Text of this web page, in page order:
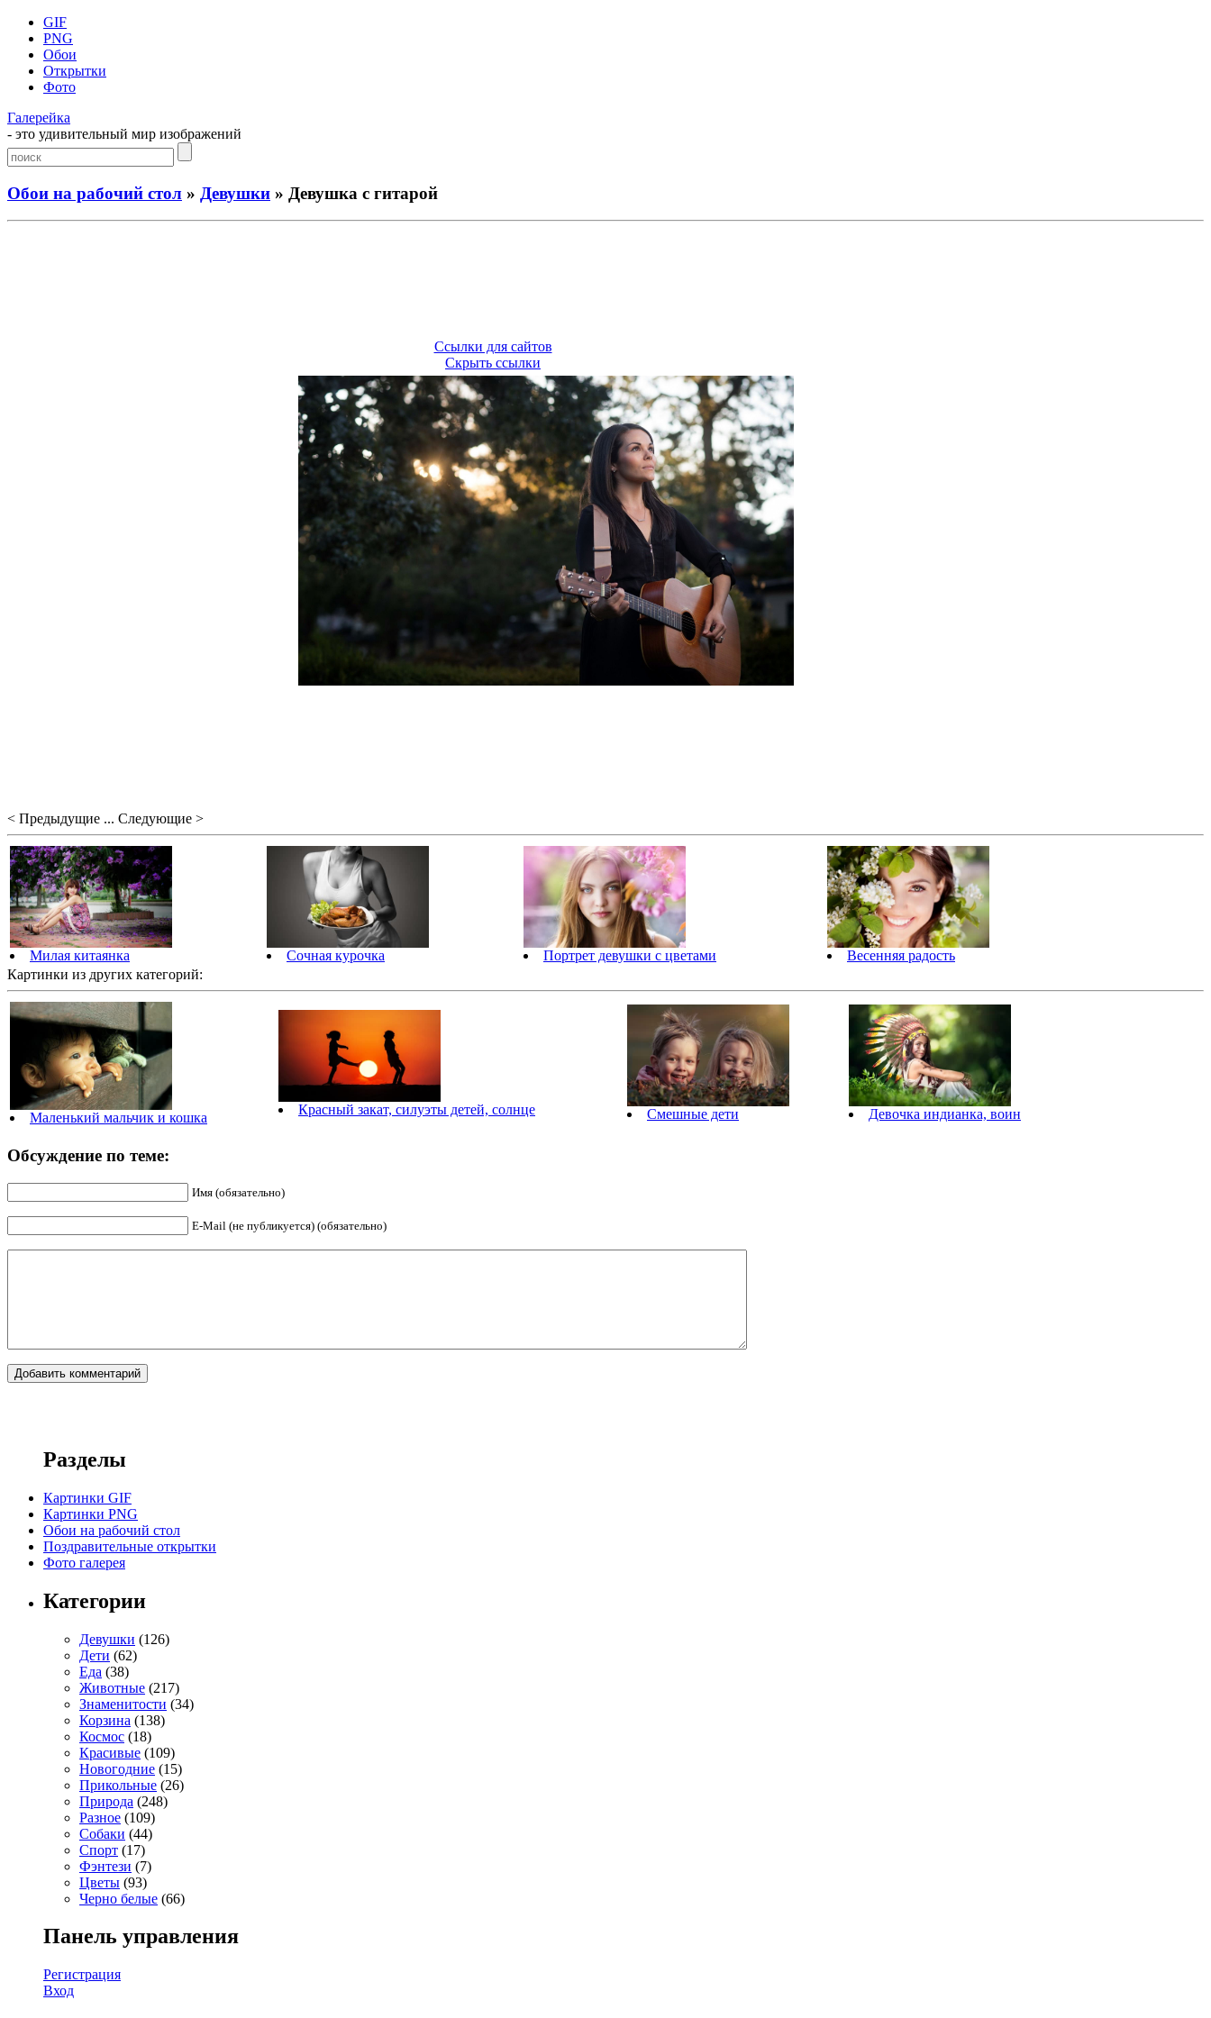
GIF
PNG
Обои
Открытки
Фото
Галерейка
- это удивительный мир изображений
Обои на рабочий стол » Девушки » Девушка с гитарой
Ссылки для сайтов
Скрыть ссылки
< Предыдущие ... Следующие >
Милая китаянка Сочная курочка Портрет девушки с цветами
Весенняя радость
Картинки из других категорий:
Маленький мальчик и кошка
Красный закат, силуэты детей, солнце Смешные дети Девочка индианка, воин
Обсуждение по теме:
Имя (обязательно)
E-Mail (не публикуется) (обязательно)
Разделы
Картинки GIF
Картинки PNG
Обои на рабочий стол
Поздравительные открытки
Фото галерея
Категории
Девушки (126)
Дети (62)
Еда (38)
Животные (217)
Знаменитости (34)
Корзина (138)
Космос (18)
Красивые (109)
Новогодние (15)
Прикольные (26)
Природа (248)
Разное (109)
Собаки (44)
Спорт (17)
Фэнтези (7)
Цветы (93)
Черно белые (66)
Панель управления
Регистрация
Вход